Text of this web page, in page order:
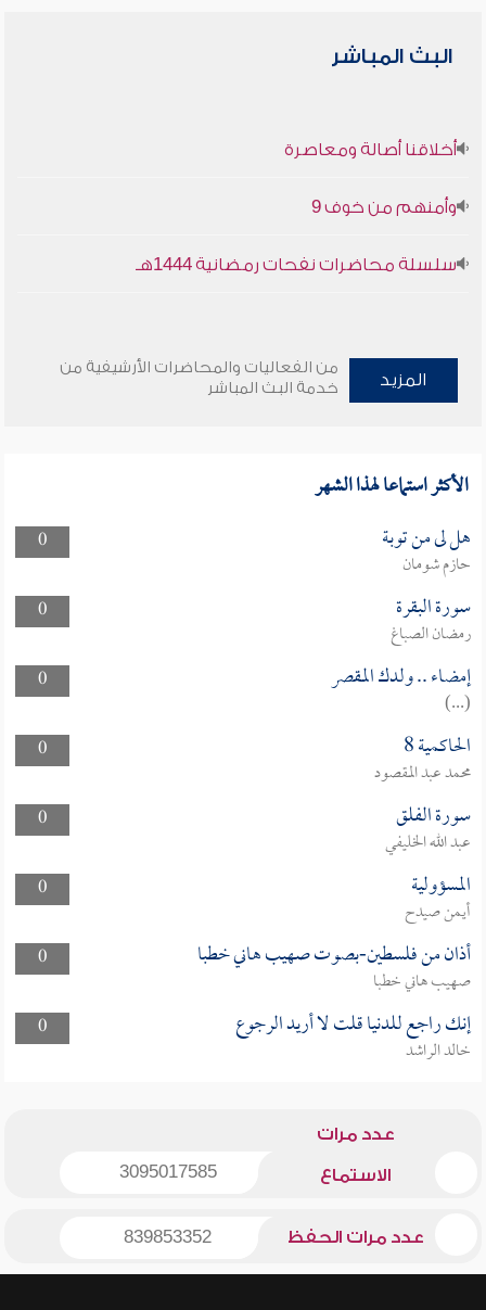
البث المباشر
أخلاقنا أصالة ومعاصرة
وأمنهم من خوف 9
سلسلة محاضرات نفحات رمضانية 1444هـ
المزيد
من الفعاليات والمحاضرات الأرشيفية من
خدمة البث المباشر
الأكثر استماعا لهذا الشهر
0 هل لى من توبة
حازم شومان
0
سورة البقرة
رمضان الصباغ
0
إمضاء .. ولدك المقصر
(...)
0
الحاكمية 8
محمد عبد المقصود
0
سورة الفلق
عبد الله الخليفي
0
المسؤولية
أيمن صيدح
0
أذان من فلسطين-بصوت صهيب هاني خطبا
صهيب هاني خطبا
0
إنك راجع للدنيا قلت لا أريد الرجوع
خالد الراشد
عدد مرات
الاستماع 3095017585
عدد مرات الحفظ 839853352